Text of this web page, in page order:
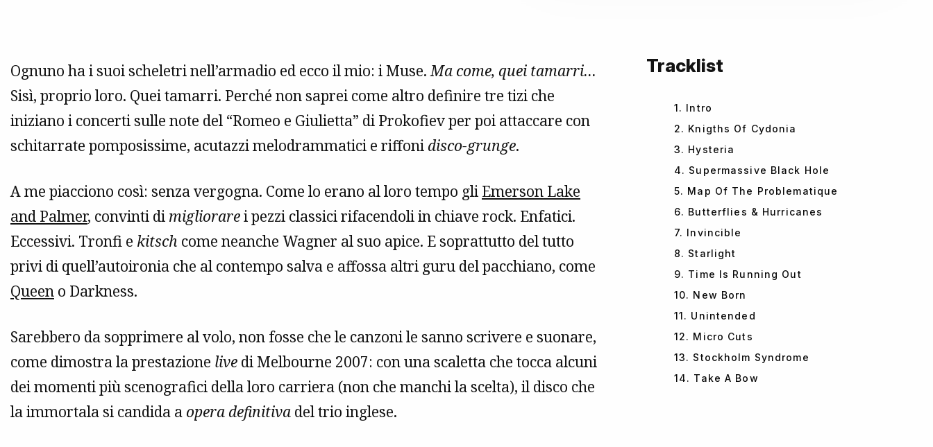
Ognuno ha i suoi scheletri nell’armadio ed ecco il mio: i Muse.Ma come, quei tamarri…
Sisì, proprio loro. Quei tamarri. Perché non saprei come altro definire tre tizi che
iniziano i concerti sulle note del “Romeo e Giulietta” di Prokofiev per poi attaccare con
schitarrate pomposissime, acutazzi melodrammatici e riffoni disco-grunge.
A me piacciono così: senza vergogna. Come lo erano al loro tempo gli Emerson Lake
and Palmer, convinti di migliorarei pezzi classici rifacendoli in chiave rock. Enfatici.
Eccessivi. Tronfi e kitsch come neanche Wagner al suo apice. E soprattutto del tutto
privi di quell’autoironia che al contempo salva e affossa altri guru del pacchiano, come
Queen o Darkness.
Sarebbero da sopprimere al volo, non fosse che le canzoni le sanno scrivere e suonare,
come dimostra la prestazione live di Melbourne 2007: con una scaletta che tocca alcuni
dei momenti più scenografici della loro carriera (non che manchi la scelta), il disco che
la immortala si candida a opera definitiva del trio inglese.
Tracklist
1. Intro
2. Knigths Of Cydonia
3. Hysteria
4. Supermassive Black Hole
5. Map Of The Problematique
6. Butterflies & Hurricanes
7. Invincible
8. Starlight
9. Time Is Running Out
10. New Born
11. Unintended
12. Micro Cuts
13. Stockholm Syndrome
14. Take A Bow